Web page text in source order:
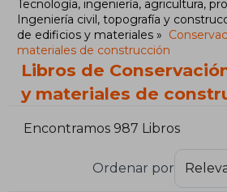
Tecnología, ingeniería, agricultura,
Ingeniería civil, topografía y
de edificios y materiales
materiales de construcción
Libros de
y materiales de
Encontramos 987 Libros
Ordenar por